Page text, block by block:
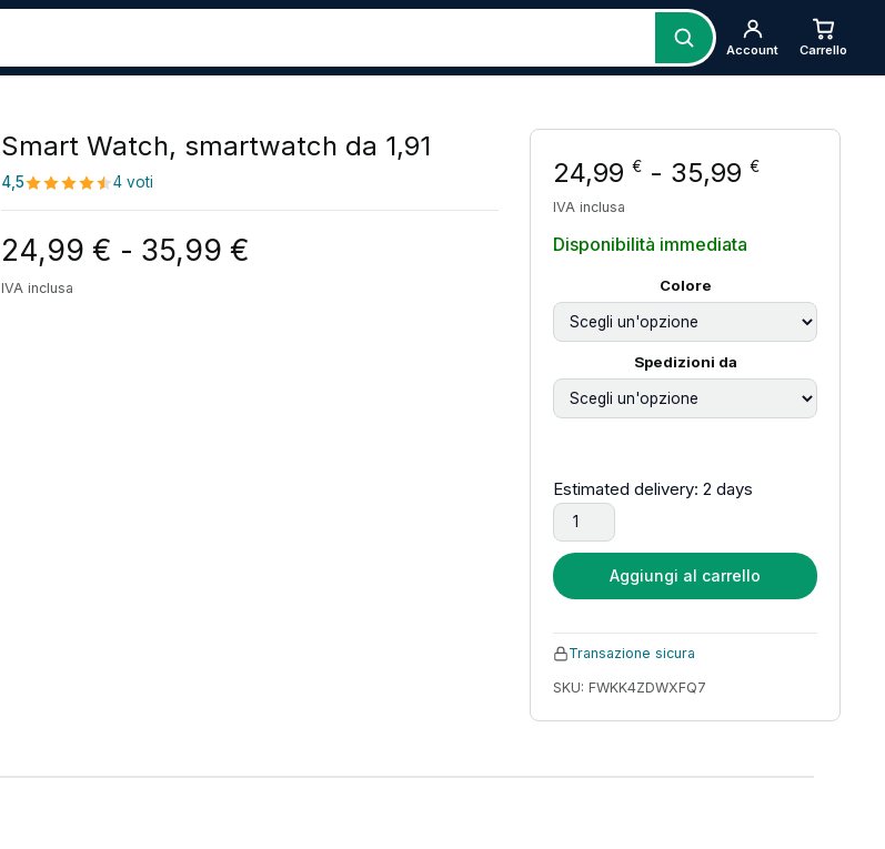
Account Carrello
Smart Watch, smartwatch da 1,91
4,5 4 voti
24,99 € - 35,99 € Fascia di prezzo: da 24,99 € a 35,99 €
IVA inclusa
24,99 € - 35,99 €Fascia di
IVA inclusa
Disponibilità immediata
Colore
Spedizioni da
Estimated delivery: 2 days
Smart Watch, smartwatch da 1,91 quantità
Aggiungi al carrello
Transazione sicura
SKU: FWKK4ZDWXFQ7